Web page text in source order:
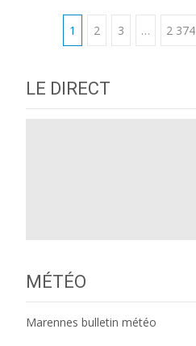
Posts
navigation
1 2 3 … 2 374
LE DIRECT
MÉTÉO
Marennes bulletin météo